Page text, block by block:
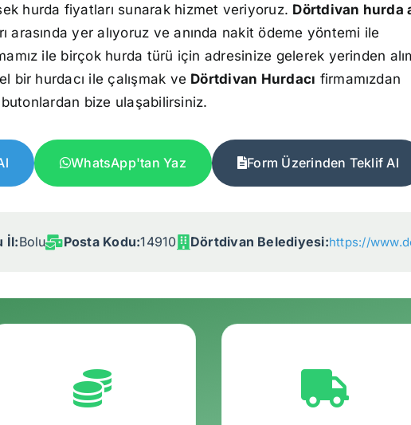
hurda fiyatları sunarak hizmet veriyoruz. Dörtdivan hurda
arasında yer alıyoruz ve anında nakit ödeme yöntemi ile
ile birçok hurda türü için adresinize gelerek yerinden
bir hurdacı ile çalışmak ve Dörtdivan Hurdacı firmamızdan
bize ulaşabilirsiniz.
WhatsApp'tan Yaz Form Üzerinden Teklif Al
İl:Bolu Posta Kodu:14910 Dörtdivan Belediyesi:https://